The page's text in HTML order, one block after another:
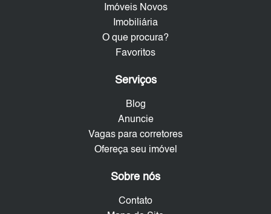
Imóveis Novos
Imobiliária
O que procura?
Favoritos
Serviços
Blog
Anuncie
Vagas para corretores
Ofereça seu imóvel
Sobre nós
Contato